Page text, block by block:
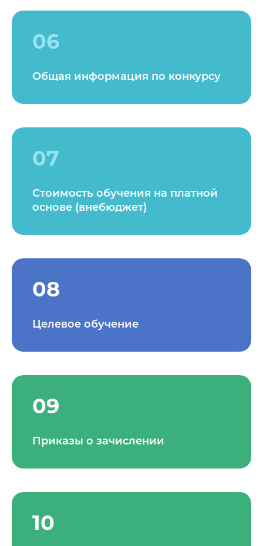
06
Общая информация по конкурсу
07
Стоимость обучения на платной
основе (внебюджет)
08
Целевое обучение
09
Приказы о зачислении
10